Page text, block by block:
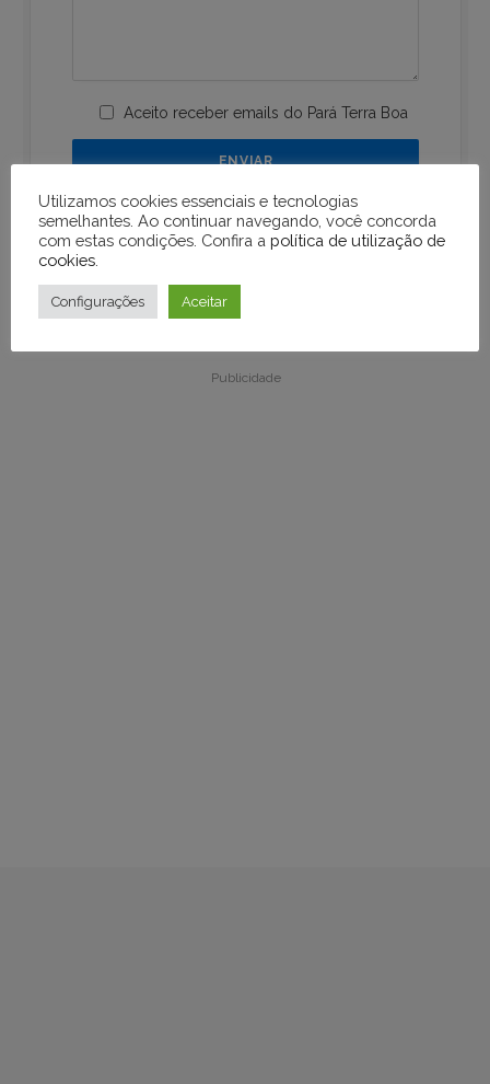
Aceito receber emails do Pará Terra Boa
Publicidade
Publicidade
Utilizamos cookies essenciais e tecnologias
semelhantes. Ao continuar navegando, você concorda
com estas condições. Confira a política de utilização de
cookies
Configurações Aceitar